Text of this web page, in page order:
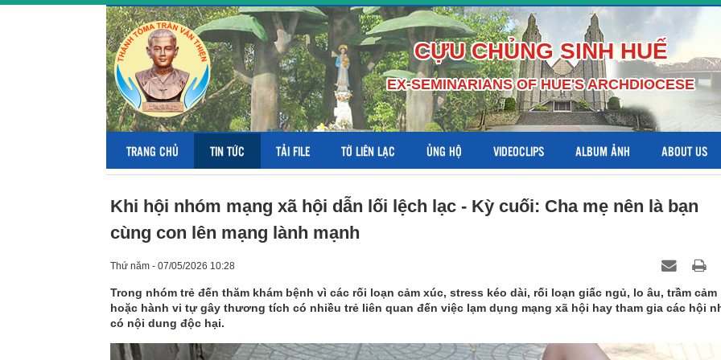
CỰU CHỦNG SINH HUẾ
EX-SEMINARIANS OF HUE'S ARCHDIOCESE
TRANG CHỦ TIN TỨC TẢI FILE TỜ LIÊN LẠC ỦNG HỘ VIDEOCLIPS ALBUM ẢNH ABOUT US
Khi hội nhóm mạng xã hội dẫn lối lệch lạc - Kỳ cuối: Cha mẹ nên là bạn
cùng con lên mạng lành mạnh
Thứ năm - 07/05/2026 10:28
Trong nhóm trẻ đến thăm khám bệnh vì các rối loạn cảm xúc, stress kéo dài, rối loạn giấc ngủ, lo âu, trầm cảm
hoặc hành vi tự gây thương tích có nhiều trẻ liên quan đến việc lạm dụng mạng xã hội hay tham gia các hội
có nội dung độc hại.